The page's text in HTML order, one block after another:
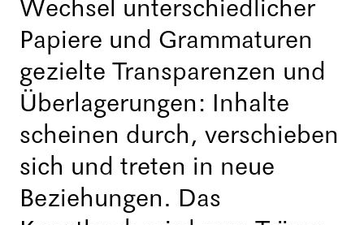
Wechsel unterschiedlicher
Papiere und Grammaturen
gezielte Transparenzen und
Überlagerungen: Inhalte
scheinen durch, verschieben
sich und treten in neue
Beziehungen. Das